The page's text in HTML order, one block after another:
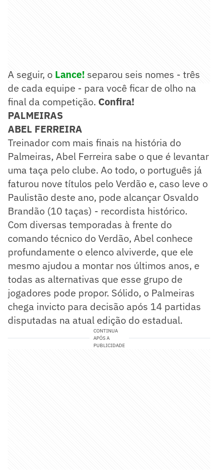
A seguir, o Lance! separou seis nomes - três
de cada equipe - para você ficar de olho na
final da competição. Confira!
PALMEIRAS
ABEL FERREIRA
Treinador com mais finais na história do
Palmeiras, Abel Ferreira sabe o que é levantar
uma taça pelo clube. Ao todo, o português já
faturou nove títulos pelo Verdão e, caso leve o
Paulistão deste ano, pode alcançar Osvaldo
Brandão (10 taças) - recordista histórico.
Com diversas temporadas à frente do
comando técnico do Verdão, Abel conhece
profundamente o elenco alviverde, que ele
mesmo ajudou a montar nos últimos anos, e
todas as alternativas que esse grupo de
jogadores pode propor. Sólido, o Palmeiras
chega invicto para decisão após 14 partidas
disputadas na atual edição do estadual.
CONTINUA
APÓS A
PUBLICIDADE